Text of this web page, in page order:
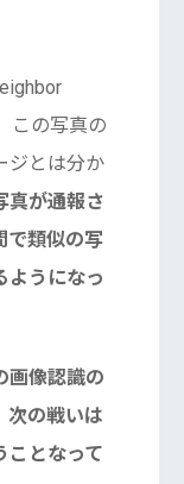
この写真の
ジとは分か
真が通報さ
で類似の写
ようになっ
画像認識の
次の戦いは
ことなって